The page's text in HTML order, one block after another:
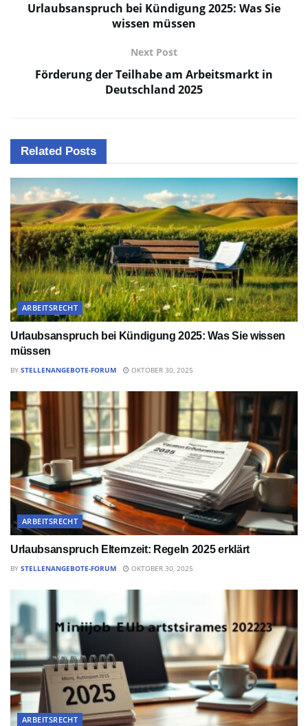
Urlaubsanspruch bei Kündigung 2025: Was Sie
wissen müssen
Next Post
Förderung der Teilhabe am Arbeitsmarkt in
Deutschland 2025
Related Posts
ARBEITSRECHT
Urlaubsanspruch bei Kündigung 2025: Was Sie wissen
müssen
BY STELLENANGEBOTE-FORUM OKTOBER 30, 2025
ARBEITSRECHT
Urlaubsanspruch Elternzeit: Regeln 2025 erklärt
BY STELLENANGEBOTE-FORUM OKTOBER 30, 2025
ARBEITSRECHT